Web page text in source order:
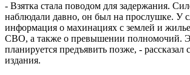
- Взятка стала поводом для задержания.
наблюдали давно, он был на прослушке. У
информация о махинациях с землей и
СВО, а также о превышении полномочий.
планируется предъявить позже, - рассказал
издания.